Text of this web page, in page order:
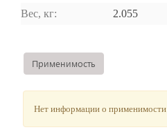
Вес, кг:
2.055
Применимость
Нет информации о применимости